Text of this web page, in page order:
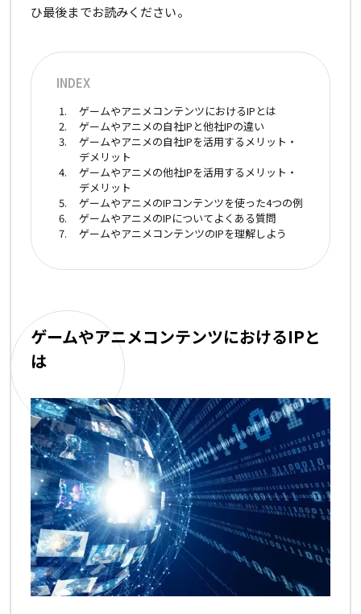
ひ最後までお読みください。
INDEX
ゲームやアニメコンテンツにおけるIPとは
ゲームやアニメの自社IPと他社IPの違い
ゲームやアニメの自社IPを活用するメリット・
デメリット
ゲームやアニメの他社IPを活用するメリット・
デメリット
ゲームやアニメのIPコンテンツを使った4つの例
ゲームやアニメのIPについてよくある質問
ゲームやアニメコンテンツのIPを理解しよう
ゲームやアニメコンテンツにおけるIPと
は